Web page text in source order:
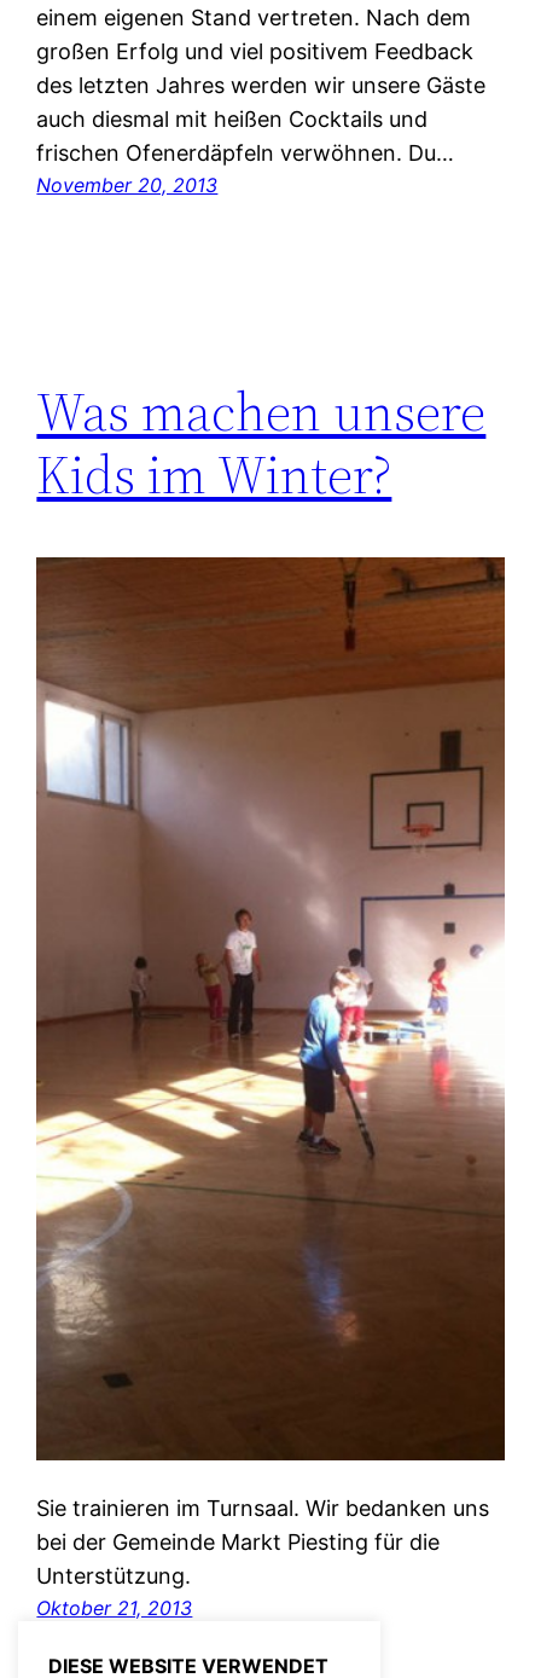
einem eigenen Stand vertreten. Nach dem
großen Erfolg und viel positivem Feedback
des letzten Jahres werden wir unsere Gäste
auch diesmal mit heißen Cocktails und
frischen Ofenerdäpfeln verwöhnen. Du…
November 20, 2013
Was machen unsere
Kids im Winter?
Sie trainieren im Turnsaal. Wir bedanken uns
bei der Gemeinde Markt Piesting für die
Unterstützung.
Oktober 21, 2013
DIESE WEBSITE VERWENDET